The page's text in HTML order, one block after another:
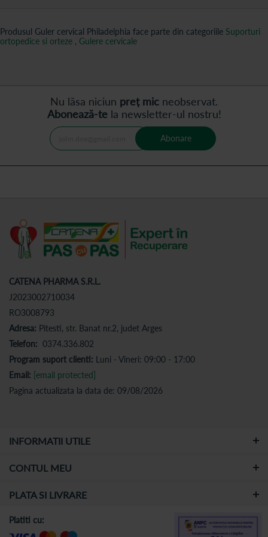
Produsul Guler cervical Philadelphia face parte din categoriile Suporturi
ortopedice si orteze , Gulere cervicale
Nu lăsa niciun preț mic neobservat.
Abonează-tela newsletter-ul nostru!
Abonare
CATENA PHARMA S.R.L.
J2023002710034
RO3008793
Adresa: Pitesti, str. Banat nr.2, judet Arges
Telefon: 0374.336.802
Program suport clienti: Luni - Vineri: 09:00 - 17:00
Email: [email protected]
Pagina actualizata la data de: 09/08/2026
INFORMATII UTILE
CONTUL MEU
PLATA SI LIVRARE
Platiti cu: